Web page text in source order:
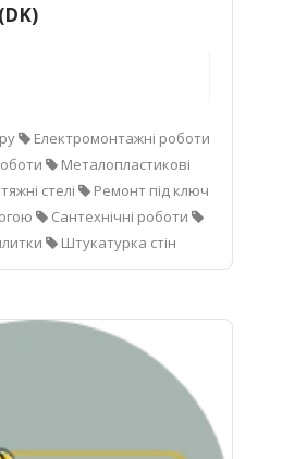
Електромонтажні роботи
Металопластикові
стелі
Ремонт під ключ
Сантехнічні роботи
Штукатурка стін